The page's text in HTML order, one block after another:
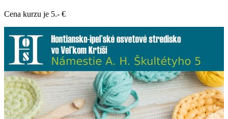
Cena kurzu je 5.- €